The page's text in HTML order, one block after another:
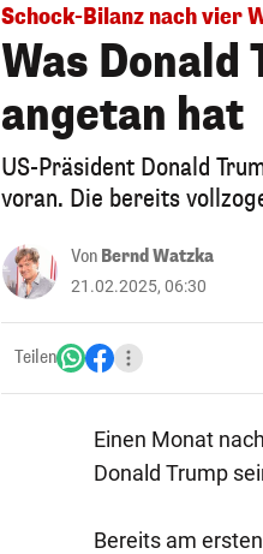
Schock-Bilanz nach vier
Was
angetan hat
US-Präsident Donald
voran. Die bereits
Von Bernd Watzka
21.02.2025, 06:30
Teilen
Einen Monat
Donald Trump
Bereits am